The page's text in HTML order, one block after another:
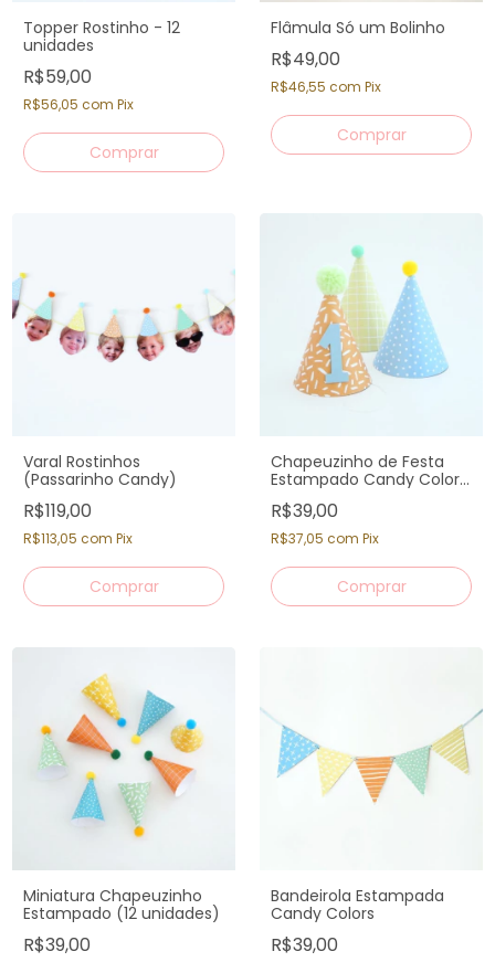
Topper Rostinho - 12
unidades
R$59,00
R$56,05 com Pix
Flâmula Só um Bolinho
R$49,00
R$46,55 com Pix
Varal Rostinhos
(Passarinho Candy)
R$119,00
R$113,05 com Pix
Comprar
Chapeuzinho de Festa
Estampado Candy Colors
- 3 unidades
R$39,00
R$37,05 com Pix
Miniatura Chapeuzinho
Estampado (12 unidades)
R$39,00
Bandeirola Estampada
Candy Colors
R$39,00